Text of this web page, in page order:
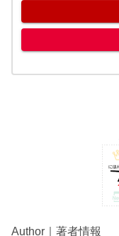
Author｜著者情報